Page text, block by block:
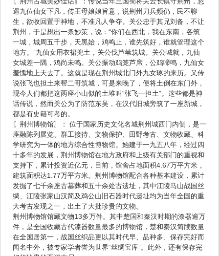
遇九位仙女下凡，传王母娘娘旨意，说荆州刀兵频仍，民不聊
生，欲收回置于神地，不准凡人争夺。关公忠于其兄刘备，不让
荆州，于是想出一条妙策，说：“你们在西北，我在东南，各筑
一城，城周五千步，天黑始，鸡鸣止，谁先筑好，谁就管理这个
地方。”九仙女用衣裙兜土，关公伐芦苇筑城。关公城就，九仙
女城差一隅，鸡尚未鸣。关公振动鸡笼芦席，公鸡啼鸣，九仙女
羞愧地上天去了。这就是现在荆州城北门外九女琢的来历。又传
说张飞也担土来帮二哥筑城，可是来晚了，便将土倒在东门外，
现今人们都把这两座小山似的土堆叫“张飞一担土”。这些都是神
话传说，然而关公为了防范东吴，在汉代旧城旁筑了一座新城，
都是有史籍可考的。
〖荆州博物馆〗： 位于国家历史文化名城荆州城西门内侧，是一
座融陈列展览、群工接待、文物保护、田野考古、文物收藏、科
学研究为一体的地方综合性博物馆。始建于一九五八年，经过四
十多年的发展，荆州博物馆在地方政府和上级有关部门的重视和
支持下，累计投资近亿元，目前，馆舍占地面积4.67万平方米，
建筑面积达1.77万平方米。荆州博物馆配合各种基本建设，累计
发掘了七千余座古墓葬和五十余处古遗址，其中江陵马山战国丝
绸、江陵张家山汉简及鸡公山旧石器时代遗址均为当年全国的重
大考古发现之一，出土了大批珍贵的文物。
荆州博物馆馆藏文物13多万件。其中楚国和秦汉时期的漆器逾万
件，是全国收藏古代漆器数量最多的博物馆，楚和秦汉简牍数量
在全国居第一，战国丝织品更以其时代早、品种多、保存完好而
闻名中外，被专家学者誉为世界“丝绸宝库”。此外，还有保存完